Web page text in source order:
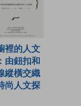
裡的人文
由鈕扣和
縱橫交織
尚人文探